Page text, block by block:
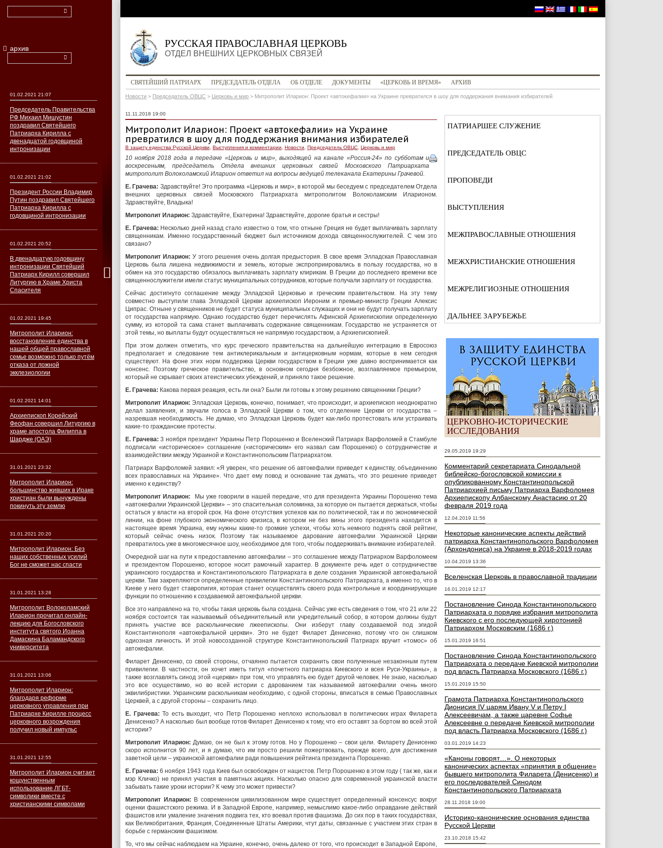
РУССКАЯ ПРАВОСЛАВНАЯ ЦЕРКОВЬ
ОТДЕЛ ВНЕШНИХ ЦЕРКОВНЫХ СВЯЗЕЙ
СВЯТЕЙШИЙ ПАТРИАРХ ПРЕДСЕДАТЕЛЬ ОТДЕЛА ОБ ОТДЕЛЕ ДОКУМЕНТЫ «ЦЕРКОВЬ И ВРЕМЯ» АРХИВ
Новости > Председатель ОВЦС > Церковь и мир > Митрополит Иларион: Проект «автокефалии» на Украине превратился в шоу для поддержания внимания избирателей
11.11.2018 19:00
Митрополит Иларион: Проект «автокефалии» на Украине
превратился в шоу для поддержания внимания избирателей
В защиту единства Русской Церкви Выступления и комментарии Новости Председатель ОВЦС Церковь и мир
10 ноября 2018 года в передаче «Церковь и мир», выходящей на канале «Россия-24» по субботам и
воскресеньям, председатель Отдела внешних церковных связей Московского Патриархата
митрополит Волоколамский Иларион ответил на вопросы ведущей телеканала Екатерины Грачевой.
Е. Грачева: Здравствуйте! Это программа «Церковь и мир», в которой мы беседуем с председателем Отдела
внешних церковных связей Московского Патриархата митрополитом Волоколамским Иларионом.
Здравствуйте, Владыка!
Митрополит Иларион: Здравствуйте, Екатерина! Здравствуйте, дорогие братья и сестры!
Е. Грачева: Несколько дней назад стало известно о том, что отныне Греция не будет выплачивать зарплату
священникам. Именно государственный бюджет был источником дохода священнослужителей. С чем это
связано?
Митрополит Иларион: У этого решения очень долгая предыстория. В свое время Элладская Православная
Церковь была лишена недвижимости и земель, которые экспроприировались в пользу государства, но в
обмен на это государство обязалось выплачивать зарплату клирикам. В Греции до последнего времени все
священнослужители имели статус муниципальных сотрудников, которые получали зарплату от государства.
Сейчас достигнуто соглашение между Элладской Церковью и греческим правительством. На эту тему
совместно выступили глава Элладской Церкви архиепископ Иероним и премьер-министр Греции Алексис
Ципрас. Отныне у священников не будет статуса муниципальных служащих и они не будут получать зарплату
от государства напрямую. Однако государство будет перечислять Афинской Архиепископии определенную
сумму, из которой та сама станет выплачивать содержание священникам. Государство не устраняется от
этой темы, но выплаты будут осуществляться не напрямую государством, а Архиепископией.
При этом должен отметить, что курс греческого правительства на дальнейшую интеграцию в Евросоюз
предполагает и следование тем антиклерикальным и антицерковным нормам, которые в нем сегодня
существуют. На фоне этих норм поддержка Церкви государством в Греции уже давно воспринимается как
нонсенс. Поэтому греческое правительство, в основном сегодня безбожное, возглавляемое премьером,
который не скрывает своих атеистических убеждений, и приняло такое решение.
Е. Грачева: Какова первая реакция, есть ли она? Были ли готовы к этому решению священники Греции?
Митрополит Иларион: Элладская Церковь, конечно, понимает, что происходит, и архиепископ неоднократно
делал заявления, и звучали голоса в Элладской Церкви о том, что отделение Церкви от государства –
назревшая необходимость. Не думаю, что Элладская Церковь будет как-либо протестовать или устраивать
какие-то гражданские протесты.
Е. Грачева: 3 ноября президент Украины Петр Порошенко и Вселенский Патриарх Варфоломей в Стамбуле
подписали «историческое» соглашение («историческим» его назвал сам Порошенко) о сотрудничестве и
взаимодействии между Украиной и Константинопольским Патриархатом.
Патриарх Варфоломей заявил: «Я уверен, что решение об автокефалии приведет к единству, объединению
всех православных на Украине». Что дает ему повод и основание так думать, что это решение приведет
именно к единству?
Митрополит Иларион: Мы уже говорили в нашей передаче, что для президента Украины Порошенко тема
«автокефалии Украинской Церкви» – это спасительная соломинка, за которую он пытается держаться, чтобы
остаться у власти на второй срок. На фоне отсутствия успехов как по политической, так и по экономической
линии, на фоне глубокого экономического кризиса, в котором не без вины этого президента находится в
настоящее время Украина, ему нужны какие-то громкие успехи, чтобы хоть немного поднять свой рейтинг,
который сейчас очень низок. Поэтому так называемое дарование автокефалии Украинской Церкви
превратилось уже в многомесячное шоу, необходимое для того, чтобы поддерживать внимание избирателей.
Очередной шаг на пути к предоставлению автокефалии – это соглашение между Патриархом Варфоломеем
и президентом Порошенко, которое носит рамочный характер. В документе речь идет о сотрудничестве
украинского государства и Константинопольского Патриархата в деле создания Украинской автокефальной
церкви. Там закрепляются определенные привилегии Константинопольского Патриархата, а именно то, что в
Киеве у него будет ставропигия, которая станет осуществлять своего рода контрольные и координирующие
функции по отношению к создаваемой автокефальной церкви.
Все это направлено на то, чтобы такая церковь была создана. Сейчас уже есть сведения о том, что 21 или 22
ноября состоится так называемый объединительный или учредительный собор, в котором должны будут
принять участие все раскольнические лжеепископы. Они изберут главу создаваемой под эгидой
Константинополя «автокефальной церкви». Это не будет Филарет Денисенко, потому что он слишком
одиозная личность. И этой новосозданной структуре Константинопольский Патриарх вручит «томос» об
автокефалии.
Филарет Денисенко, со своей стороны, отчаянно пытается сохранить свои полученные незаконным путем
привилегии. В частности, он хочет иметь титул «почетного патриарха Киевского и всея Руси-Украины», а
также возглавлять синод этой «церкви» при том, что управлять ею будет другой человек. Не знаю, насколько
это все осуществимо, но во всей истории с дарованием так называемой автокефалии очень много
эквилибристики. Украинским раскольникам необходимо, с одной стороны, вписаться в семью Православных
Церквей, а с другой стороны – сохранить лицо.
Е. Грачева: То есть выходит, что Петр Порошенко неплохо использовал в политических играх Филарета
Денисенко? А насколько был вообще готов Филарет Денисенко к тому, что его оставят за бортом во всей этой
истории?
Митрополит Иларион: Думаю, он не был к этому готов. Но у Порошенко – свои цели. Филарету Денисенко
скоро исполнится 90 лет, и я думаю, что им просто решили пожертвовать, прежде всего, для достижения
заветной цели – украинской автокефалии ради повышения рейтинга президента Порошенко.
Е. Грачева: 6 ноября 1943 года Киев был освобожден от нацистов. Петр Порошенко в этом году ( так же, как и
мэр Кличко) не принял участия в памятных акциях. Насколько опасно для современной украинской власти
забывать такие уроки истории? К чему это может привести?
Митрополит Иларион: В современном цивилизованном мире существует определенный консенсус вокруг
оценки фашистского режима. И в Западной Европе, например, немыслимо какое-либо оправдание действий
фашистов или умаление значения подвига тех, кто воевал против фашизма. До сих пор в таких государствах,
как Великобритания, Франция, Соединенные Штаты Америки, чтут даты, связанные с участием этих стран в
борьбе с германским фашизмом.
То, что мы сейчас наблюдаем на Украине, конечно, очень далеко от того, что происходит в Западной Европе,
ПАТРИАРШЕЕ СЛУЖЕНИЕ
ПРЕДСЕДАТЕЛЬ ОВЦС
ПРОПОВЕДИ
ВЫСТУПЛЕНИЯ
МЕЖПРАВОСЛАВНЫЕ ОТНОШЕНИЯ
МЕЖХРИСТИАНСКИЕ ОТНОШЕНИЯ
МЕЖРЕЛИГИОЗНЫЕ ОТНОШЕНИЯ
ДАЛЬНЕЕ ЗАРУБЕЖЬЕ
ЦЕРКОВНО-ИСТОРИЧЕСКИЕ
ИССЛЕДОВАНИЯ
29.05.2019 19:29
Комментарий секретариата Синодальной
библейско-богословской комиссии к
опубликованному Константинопольской
Патриархией письму Патриарха Варфоломея
Архиепископу Албанскому Анастасию от 20
февраля 2019 года
12.04.2019 11:56
Некоторые канонические аспекты действий
патриарха Константинопольского Варфоломея
(Архондониса) на Украине в 2018-2019 годах
10.04.2019 13:36
Вселенская Церковь в православной традиции
16.01.2019 12:17
Постановление Синода Константинопольского
Патриархата о порядке избрания митрополита
Киевского с его последующей хиротонией
Патриархом Московским (1686 г.)
15.01.2019 16:51
Постановление Синода Константинопольского
Патриархата о передаче Киевской митрополии
под власть Патриарха Московского (1686 г.)
15.01.2019 15:50
Грамота Патриарха Константинопольского
Дионисия IV царям Ивану V и Петру I
Алексеевичам, а также царевне Софье
Алексеевне о передаче Киевской митрополии
под власть Патриарха Московского (1686 г.)
03.01.2019 14:23
«Каноны говорят…». О некоторых
канонических аспектах «принятия в общение»
бывшего митрополита Филарета (Денисенко) и
его последователей Синодом
Константинопольского Патриархата
28.11.2018 19:00
Историко-канонические основания единства
Русской Церкви
23.10.2018 15:42
архив
01.02.2021 21:07
Председатель Правительства
РФ Михаил Мишустин
поздравил Святейшего
Патриарха Кирилла с
двенадцатой годовщиной
интронизации
01.02.2021 21:02
Президент России Владимир
Путин поздравил Святейшего
Патриарха Кирилла с
годовщиной интронизации
01.02.2021 20:52
В двенадцатую годовщину
интронизации Святейший
Патриарх Кирилл совершил
Литургию в Храме Христа
Спасителя
01.02.2021 19:45
Митрополит Иларион:
восстановление единства в
нашей общей православной
семье возможно только путём
отказа от ложной
экклезиологии
01.02.2021 14:01
Архиепископ Корейский
Феофан совершил Литургию в
храме апостола Филиппа в
Шардже (ОАЭ)
31.01.2021 23:32
Митрополит Иларион:
большинство живших в Ираке
христиан были вынуждены
покинуть эту землю
31.01.2021 20:20
Митрополит Иларион: Без
наших собственных усилий
Бог не сможет нас спасти
31.01.2021 13:28
Митрополит Волоколамский
Иларион прочитал онлайн-
лекцию для Богословского
института святого Иоанна
Дамаскина Баламандского
университета
31.01.2021 13:06
Митрополит Иларион:
благодаря реформе
церковного управления при
Патриархе Кирилле процесс
церковного возрождения
получил новый импульс
31.01.2021 12:55
Митрополит Иларион считает
кощунственным
использование ЛГБТ-
символики вместе с
христианскими символами